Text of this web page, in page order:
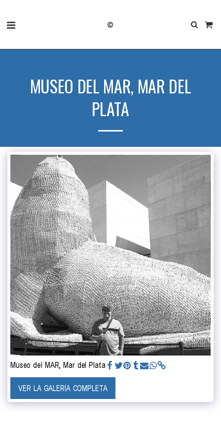
©
MUSEO DEL MAR, MAR DEL
PLATA
Museo del MAR, Mar del Plata
VER LA GALERÍA COMPLETA